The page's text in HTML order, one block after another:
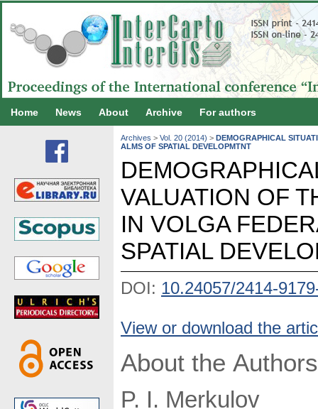
Home News About Archive For authors
Archives > Vol. 20 (2014) > DEMOGRAPHICAL
ALMS OF SPATIAL DEVELOPMTNT
VALUATION OF
IN VOLGA
SPATIAL
DOI: 10.24057/2414-
View or download the
About the Authors
P. I. Merkulov